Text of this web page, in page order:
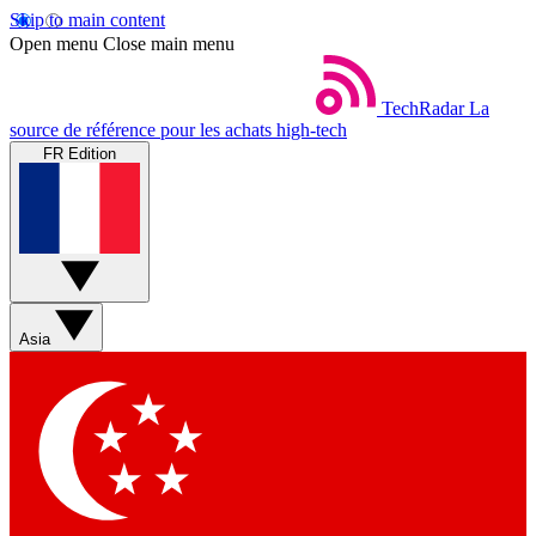
Skip to main content
Open menu Close main menu
TechRadar La
source de référence pour les achats high-tech
FR Edition
Asia